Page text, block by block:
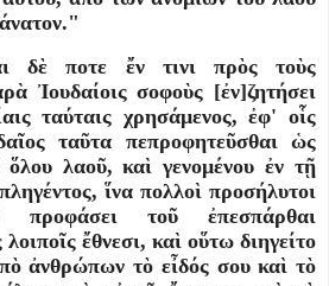
δὲ ποτε ἔν τινι πρὸς τοὺς
Ἰουδαίοις σοφοὺς [ἐν]ζητήσει
ταύταις χρησάμενος, ἐφ' οἷς
ταῦτα πεπροφητεῦσθαι ὡς
ὅλου λαοῦ, καὶ γενομένου ἐν τῇ
ἵνα πολλοὶ προσήλυτοι
προφάσει τοῦ ἐπεσπάρθαι
λοιποῖς ἔθνεσι, καὶ οὕτω διηγείτο
ἀνθρώπων τὸ εἶδός σου καὶ τὸ